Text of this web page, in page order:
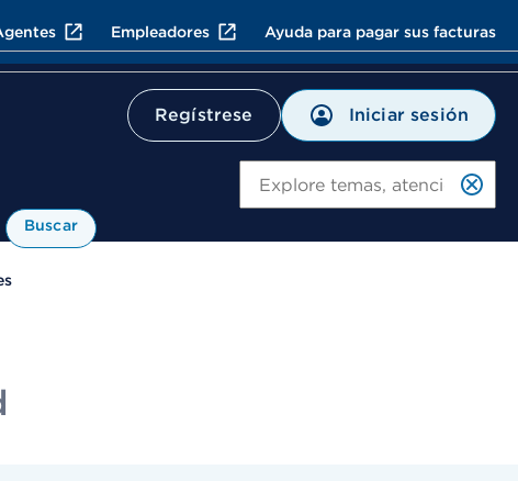
Empleadores Ayuda para pagar sus facturas
Regístrese Iniciar sesión
Buscar